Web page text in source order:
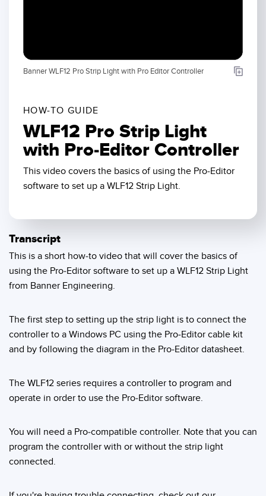
Medición de Distancia Láser
Tiempo de Vuelo
Sensores de Radar
Sensores Ultrasónicos
Amplificadores de Fibra Óptica
Sensores de Marca de Registro, Color y Luminiscencia
Pick-to Light Sensors
Sensores de Temperatura
Matrices de Detección y Sensores de Haz Ancho
Sensores de Monitoreo de Condiciones
Sensor de Vibración
ACCESORIOS
ACCESORIOS
Leading Edge Detection
Preventivo
Eficiencia General de Los Equipos (OEE)
Comunicaciones de Fábrica
ENLACES RELACIONADOS
IO-Link
Banner WLF12 Pro Strip Light with Pro Editor Controller
HOW-TO GUIDE
WLF12 Pro Strip Light
with Pro-Editor Controller
This video covers the basics of using the Pro-Editor
software to set up a WLF12 Strip Light.
Transcript
This is a short how-to video that will cover the basics of
using the Pro-Editor software to set up a WLF12 Strip Light
from Banner Engineering.
The first step to setting up the strip light is to connect the
controller to a Windows PC using the Pro-Editor cable kit
and by following the diagram in the Pro-Editor datasheet.
The WLF12 series requires a controller to program and
operate in order to use the Pro-Editor software.
You will need a Pro-compatible controller. Note that you can
program the controller with or without the strip light
connected.